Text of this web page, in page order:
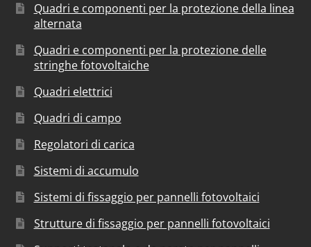
Quadri e componenti per la protezione della linea
alternata
Quadri e componenti per la protezione delle
stringhe fotovoltaiche
Quadri elettrici
Quadri di campo
Regolatori di carica
Sistemi di accumulo
Sistemi di fissaggio per pannelli fotovoltaici
Strutture di fissaggio per pannelli fotovoltaici